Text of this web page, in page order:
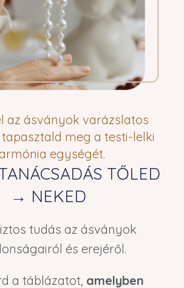
az ásványok varázslatos
meg a testi-lelki
egységét.
TŐLED
→ NEKED
tudás az ásványok
és erejéről.
a táblázatot, amelyben